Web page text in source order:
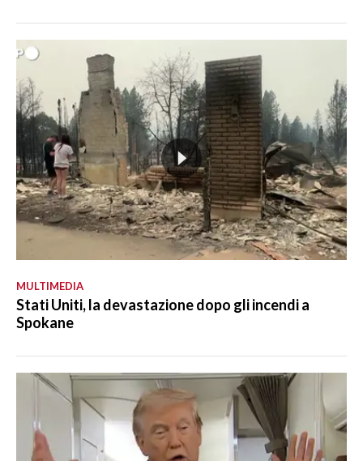
MULTIMEDIA
Stati Uniti, la devastazione dopo gli incendi a
Spokane